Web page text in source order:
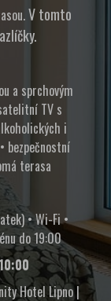
V tomto
a sprchovým
TV s
i
bezpečnostní
terasa
• Wi-Fi •
do 19:00
Hotel Lipno |